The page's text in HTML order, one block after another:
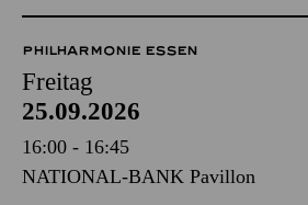
PHILHARMONIE ESSEN
Freitag
25.09.2026
16:00 - 16:45
NATIONAL-BANK Pavillon